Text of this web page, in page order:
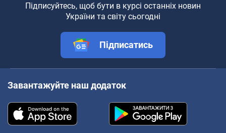
Підписуйтесь, щоб бути в курсі останніх новин
України та світу сьогодні
Підписатись
Завантажуйте наш додаток